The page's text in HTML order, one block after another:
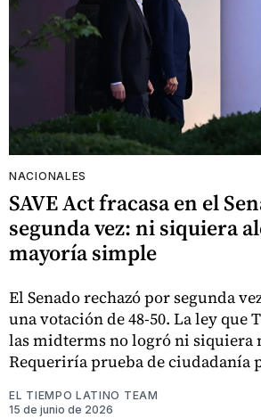
NACIONALES
SAVE Act fracasa en el
segunda vez: ni siquiera
mayoría simple
El Senado rechazó por segunda
una votación de 48-50. La ley que
las midterms no logró ni siquiera
Requeriría prueba de ciudadanía
EL TIEMPO LATINO TEAM
15 de junio de 2026